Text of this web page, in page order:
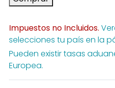
Impuestos no Incluidos.
selecciones tu país en la
Pueden existir tasas
Europea.